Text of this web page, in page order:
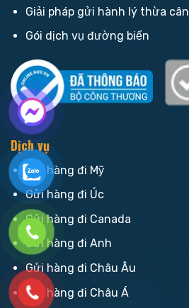
Giải pháp gửi hành lý thừa cân
Gói dịch vụ đường biển
Dịch vụ
Gửi hàng đi Mỹ
Gửi hàng đi Úc
Gửi hàng đi Canada
Gửi hàng đi Anh
Gửi hàng đi Châu Âu
Gửi hàng đi Châu Á